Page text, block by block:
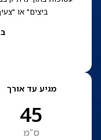
ביצים" או
מגיע עד אורך
45
ס”מ